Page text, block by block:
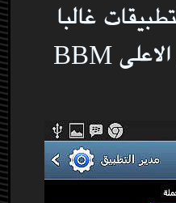
غالبا
ستجد التطبيق في الاعلى BBM